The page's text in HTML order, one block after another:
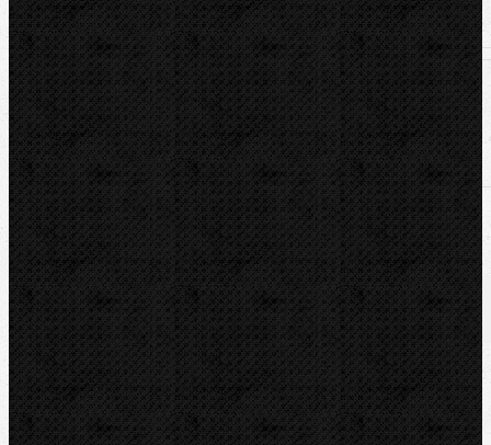
U nás zaplatíte
354,00€
U nás zaplatíte s DPH
435,42€
Dostupnosť:
Na dotaz